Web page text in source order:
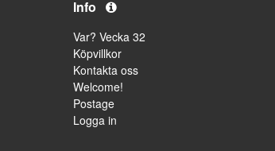
Info
Var? Vecka 32
Köpvillkor
Kontakta oss
Welcome!
Postage
Logga in